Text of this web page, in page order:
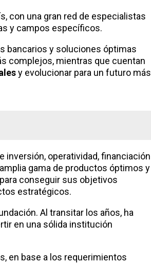
con una gran red de especialistas
y campos específicos.
bancarios y soluciones óptimas
complejos, mientras que cuentan
y evolucionar para un futuro más
inversión, operatividad, financiación
gama de productos óptimos y
conseguir sus objetivos
estratégicos.
Al transitar los años, ha
en una sólida institución
en base a los requerimientos